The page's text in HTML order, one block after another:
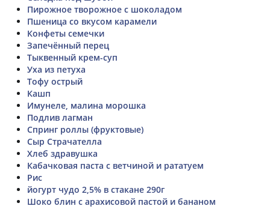
Пирожное творожное с шоколадом
Пшеница со вкусом карамели
Конфеты семечки
Запечённый перец
Тыквенный крем-суп
Уха из петуха
Тофу острый
Кашп
Имунеле, малина морошка
Подлив лагман
Спринг роллы (фруктовые)
Сыр Страчателла
Хлеб здравушка
Кабачковая паста с ветчиной и рататуем
Рис
йогурт чудо 2,5% в стакане 290г
Шоко блин с арахисовой пастой и бананом